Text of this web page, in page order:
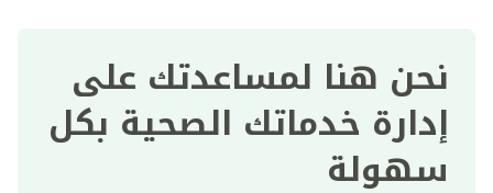
نحن هنا لمساعدتك على
إدارة خدماتك الصحية بكل
سهولة